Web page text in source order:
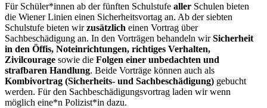
Für Schüler*innen ab der fünften Schulstufe aller Schulen bieten
die Wiener Linien einen Sicherheitsvortag an. Ab der siebten
Schulstufe bieten wirzusätzlich einen Vortrag über
Sachbeschädigung an. In den Vorträgen behandeln wirSicherheit
in den Öffis, Noteinrichtungen, richtiges Verhalten,
Zivilcourage sowie die Folgen einer unbedachten und
strafbaren Handlung. Beide Vorträge können auch als
Kombivortrag (Sicherheits- und Sachbeschädigung) gebucht
werden. Für den Sachbeschädigungsvortrag laden wir wenn
möglich eine*n Polizist*in dazu.